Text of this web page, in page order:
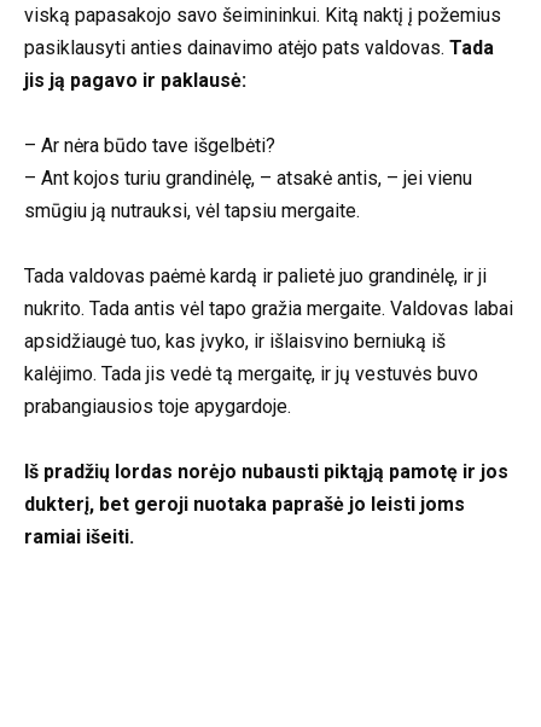
viską papasakojo savo šeimininkui. Kitą naktį į požemius
pasiklausyti anties dainavimo atėjo pats valdovas. Tada
jis ją pagavo ir paklausė:
– Ar nėra būdo tave išgelbėti?
– Ant kojos turiu grandinėlę, – atsakė antis, – jei vienu
smūgiu ją nutrauksi, vėl tapsiu mergaite.
Tada valdovas paėmė kardą ir palietė juo grandinėlę, ir ji
nukrito. Tada antis vėl tapo gražia mergaite. Valdovas labai
apsidžiaugė tuo, kas įvyko, ir išlaisvino berniuką iš
kalėjimo. Tada jis vedė tą mergaitę, ir jų vestuvės buvo
prabangiausios toje apygardoje.
Iš pradžių lordas norėjo nubausti piktąją pamotę ir jos
dukterį, bet geroji nuotaka paprašė jo leisti joms
ramiai išeiti.